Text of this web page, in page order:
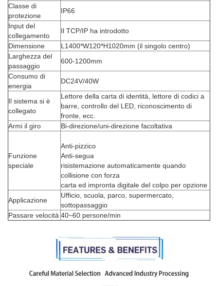
Classe di
protezione
IP66
Input del
collegamento
Il TCP/IP ha introdotto
Dimensione
L1400*W120*H1020mm (il singolo centro)
Larghezza del
passaggio
600-1200mm
Consumo di
energia
DC24V/40W
Il sistema si è
collegato
Lettore della carta di identità, lettore di codici a
barre, controllo del LED, riconoscimento di
fronte, ecc.
Armi il giro
Bi-direzione/uni-direzione facoltativa
Funzione
speciale
Anti-pizzico
Anti-segua
risistemazione automaticamente quando
collisione con forza
carta ed impronta digitale del colpo per opzione
Applicazione
Ufficio, scuola, parco, supermercato,
sottopassaggio
Passare velocità 40~60 persone/min